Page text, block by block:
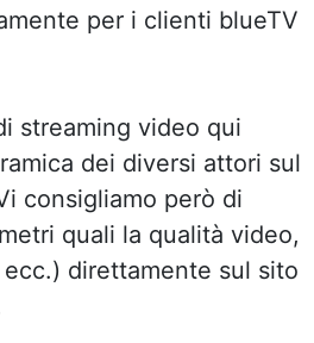
per i clienti blueTV
streaming video qui
dei diversi attori sul
consigliamo però di
quali la qualità video,
direttamente sul sito